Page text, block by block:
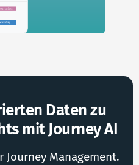
Daten zu
mit Journey AI
Journey Management.